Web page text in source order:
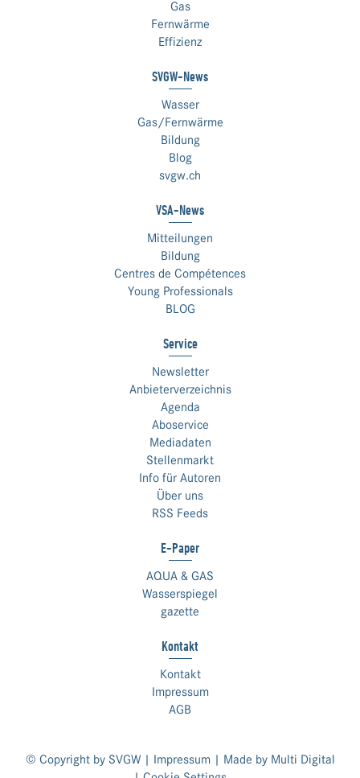
Gas
Fernwärme
Effizienz
SVGW-News
Wasser
Gas/Fernwärme
Bildung
Blog
svgw.ch
VSA-News
Mitteilungen
Bildung
Centres de Compétences
Young Professionals
BLOG
Service
Newsletter
Anbieterverzeichnis
Agenda
Aboservice
Mediadaten
Stellenmarkt
Info für Autoren
Über uns
RSS Feeds
E-Paper
AQUA & GAS
Wasserspiegel
gazette
Kontakt
Kontakt
Impressum
AGB
© Copyright by SVGW | Impressum| Made by Multi Digital